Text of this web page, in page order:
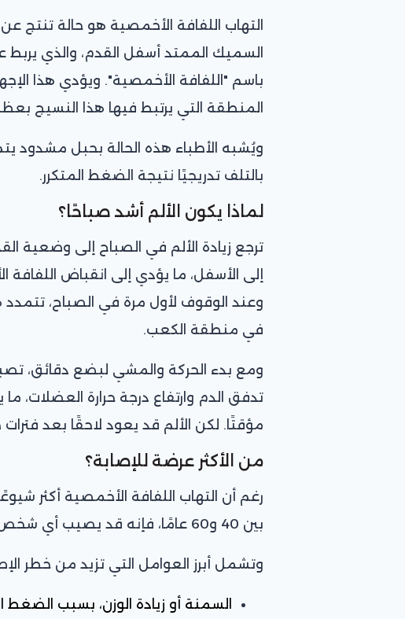
التهاب اللفافة الأخمصية هو حالة تنتج
السميك الممتد أسفل القدم، والذي
باسم "اللفافة الأخمصية". ويؤدي هذا
المنطقة التي يرتبط فيها هذا النسيج
ويُشبه الأطباء هذه الحالة بحبل مشدود
بالتلف تدريجيًا نتيجة الضغط المتكرر.
لماذا يكون الألم أشد صباحًا؟
ترجع زيادة الألم في الصباح إلى وضعية
إلى الأسفل، ما يؤدي إلى انقباض
وعند الوقوف لأول مرة في الصباح، تتمدد
في منطقة الكعب.
ومع بدء الحركة والمشي لبضع دقائق،
تدفق الدم وارتفاع درجة حرارة العضلات،
مؤقتًا. لكن الألم قد يعود لاحقًا بعد
من الأكثر عرضة للإصابة؟
رغم أن التهاب اللفافة الأخمصية أكثر
بين 40 و60 عامًا، فإنه قد يصيب أي شخص.
وتشمل أبرز العوامل التي تزيد من خطر
السمنة أو زيادة الوزن، بسبب الضغط